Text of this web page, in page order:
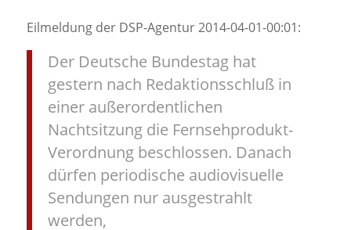
Eilmeldung der DSP-Agentur 2014-04-01-00:01:
Der Deutsche Bundestag hat
gestern nach Redaktionsschluß in
einer außerordentlichen
Nachtsitzung die Fernsehprodukt-
Verordnung beschlossen. Danach
dürfen periodische audiovisuelle
Sendungen nur ausgestrahlt
werden,